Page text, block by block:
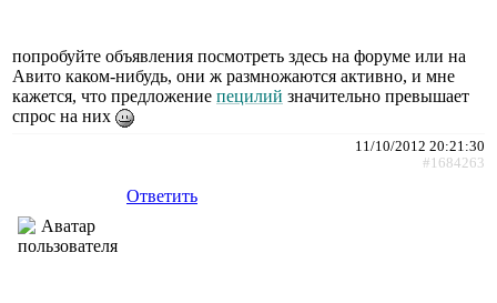
попробуйте объявления посмотреть здесь на форуме или на
Авито каком-нибудь, они ж размножаются активно, и мне
кажется, что предложение пецилий значительно превышает
спрос на них
11/10/2012 20:21:30
#1684263
Ответить